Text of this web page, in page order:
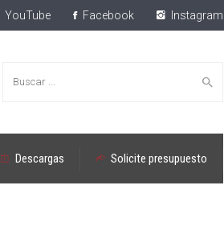
YouTube Facebook Instagram
Solicite presupuesto
Descargas